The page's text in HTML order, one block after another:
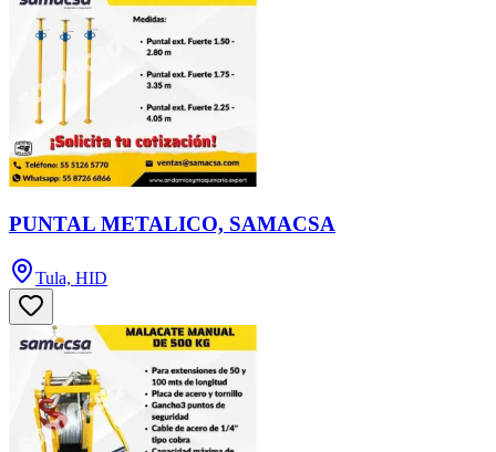
PUNTAL METALICO, SAMACSA
Tula, HID